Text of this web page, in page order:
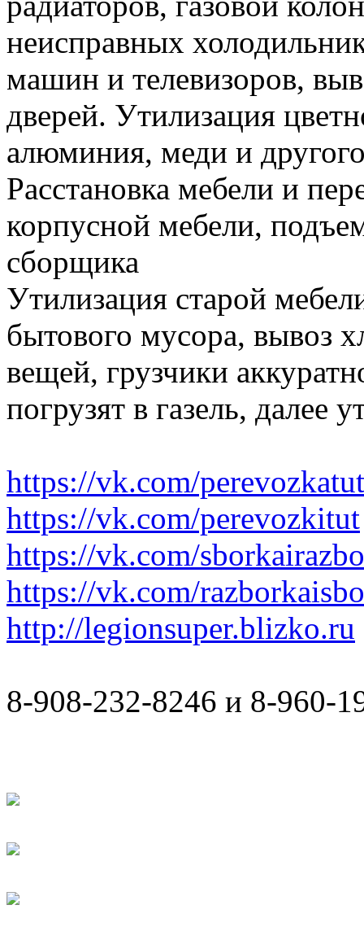
неисправных
машин и телевизоров,
дверей. Утилизация
алюминия, меди и
Расстановка мебели и
корпусной мебели,
сборщика
Утилизация старой
бытового мусора, вывоз
вещей, грузчики
погрузят в газель, далее
https://vk.com/perevozkatut
https://vk.com/perevozkitut
https://vk.com/
https://vk.com/
http://legionsuper.blizko.ru
8-908-232-8246 и 8-960-